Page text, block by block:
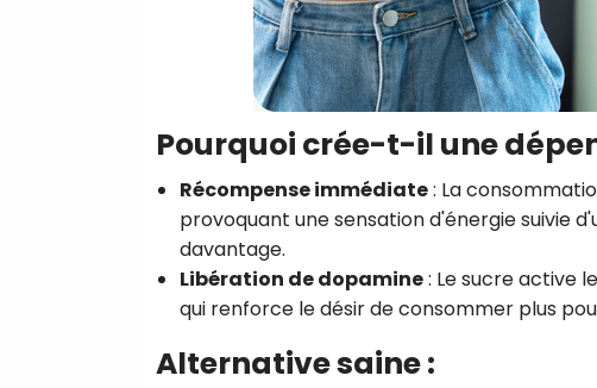
Pourquoi crée-t-il une
Récompense immédiate: La
provoquant une sensation d'énergie suivie
davantage.
Libération de dopamine: Le sucre active
qui renforce le désir de consommer plus
Alternative saine :